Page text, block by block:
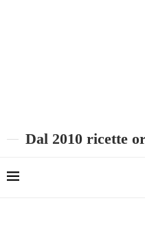
Dal 2010 ricette